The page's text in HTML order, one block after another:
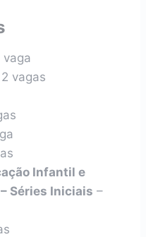
vaga
vagas
Infantil e
Séries Iniciais –